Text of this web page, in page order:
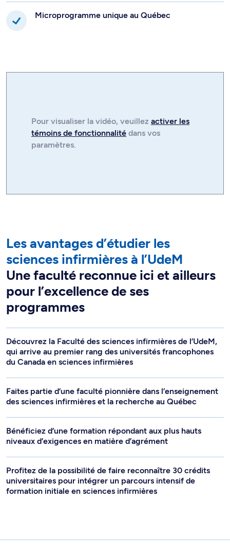
Microprogramme unique au Québec
Pour visualiser la vidéo, veuillez activer les
témoins de fonctionnalité dans vos
paramètres.
Les avantages d’étudier les
sciences infirmières à l’UdeM
Une faculté reconnue ici et ailleurs
pour l’excellence de ses
programmes
Découvrez la Faculté des sciences infirmières de l’UdeM,
qui arrive au premier rang des universités francophones
du Canada en sciences infirmières
Faites partie d’une faculté pionnière dans l’enseignement
des sciences infirmières et la recherche au Québec
Bénéficiez d’une formation répondant aux plus hauts
niveaux d’exigences en matière d’agrément
Profitez de la possibilité de faire reconnaître 30 crédits
universitaires pour intégrer un parcours intensif de
formation initiale en sciences infirmières